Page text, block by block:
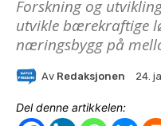
Forskning og
utvikle bærekraftige
næringsbygg på
Av Redaksjonen 24.
Del denne artikkelen: